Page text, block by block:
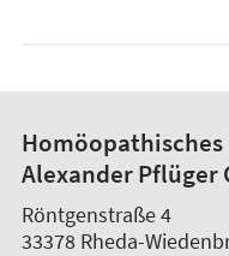
Alexander Pflüger
Röntgenstraße 4
33378 Rheda-